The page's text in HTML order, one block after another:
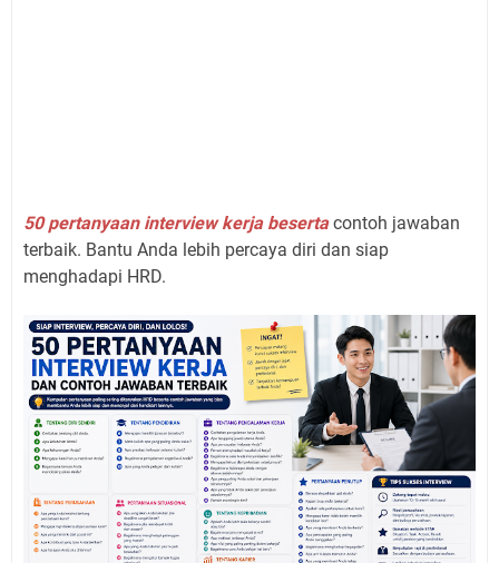
50 pertanyaan interview kerja besertacontoh jawaban
terbaik. Bantu Anda lebih percaya diri dan siap
menghadapi HRD.